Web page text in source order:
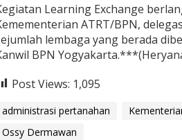
Learning Exchange
ATRT/BPN,
lembaga yang berada
BPN
Post Views: 1,095
administrasi pertanahan
Ossy Dermawan